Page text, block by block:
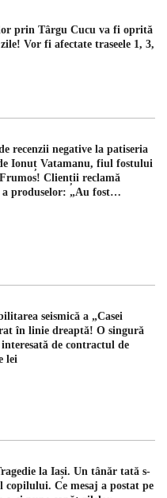
prin Târgu Cucu va fi oprită
Vor fi afectate traseele 1, 3,
recenzii negative la patiseria
Ionuț Vatamanu, fiul fostului
Clienții reclamă
produselor: „Au fost
seismică a „Casei
în linie dreaptă! O singură
de contractul de
lei
la Iași. Un tânăr tată s-
copilului. Ce mesaj a postat pe